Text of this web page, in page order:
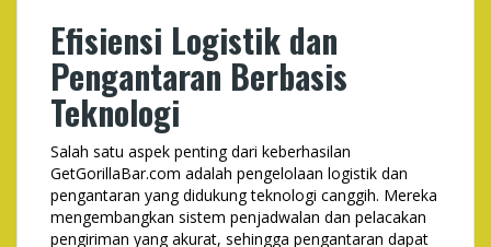
Efisiensi Logistik dan
Pengantaran Berbasis
Teknologi
Salah satu aspek penting dari keberhasilan
GetGorillaBar.com adalah pengelolaan logistik dan
pengantaran yang didukung teknologi canggih. Mereka
mengembangkan sistem penjadwalan dan pelacakan
pengiriman yang akurat, sehingga pengantaran dapat